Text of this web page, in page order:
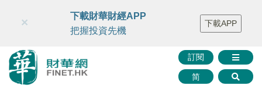
財華智庫網 FINTV FINMETA 財華證券 媒體矩陣
智庫沙龍
聯絡我們
訂閱
简
×
下載財華財經APP
把握投資先機
下載APP